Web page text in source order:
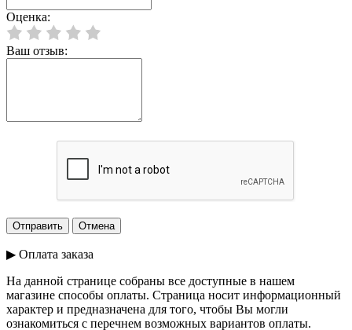
Оценка:
Ваш отзыв:
▶ Оплата заказа
На данной странице собраны все доступные в нашем
магазине способы оплаты. Страница носит информационный
характер и предназначена для того, чтобы Вы могли
ознакомиться с перечнем возможных вариантов оплаты.